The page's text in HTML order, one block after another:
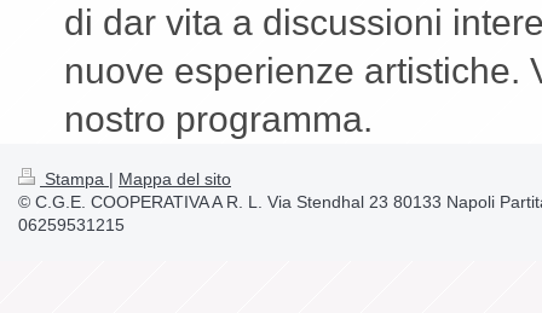
di dar vita a discussioni
nuove esperienze artistiche.
nostro programma.
Stampa | Mappa del sito
© C.G.E. COOPERATIVA A R. L. Via Stendhal 23 80133 Napoli
06259531215